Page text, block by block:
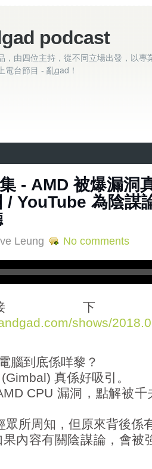
podcast
，由四位主持，從不同立場出發，以專
電台節目 - 亂gad！
- AMD 被爆漏洞
/ YouTube 為陰謀
Leung No comments
shows/
腦到底係咩黎？
真係好吸引。
CPU 漏洞，點解被千
眾所周知，但原來背後係
果內容有關陰謀論，會被